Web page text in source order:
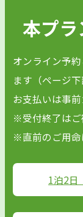
本プ
オンライン予
ます（ページ下
お支払いは事
※受付終了はご
※直前のご用命
1泊2日